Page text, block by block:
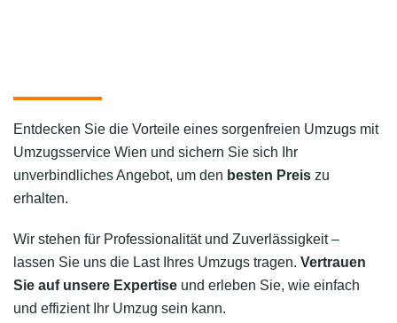
Entdecken Sie die Vorteile eines sorgenfreien Umzugs mit
Umzugsservice Wien und sichern Sie sich Ihr
unverbindliches Angebot, um den besten Preis zu
erhalten.
Wir stehen für Professionalität und Zuverlässigkeit –
lassen Sie uns die Last Ihres Umzugs tragen. Vertrauen
Sie auf unsere Expertise und erleben Sie, wie einfach
und effizient Ihr Umzug sein kann.